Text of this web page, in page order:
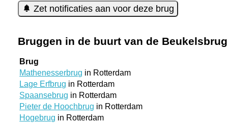
Zet notificaties aan voor deze brug
Bruggen in de buurt van de Beukelsbrug
Brug
Mathenesserbrug in Rotterdam
Lage Erfbrug in Rotterdam
Spaansebrug in Rotterdam
Pieter de Hoochbrug in Rotterdam
Hogebrug in Rotterdam